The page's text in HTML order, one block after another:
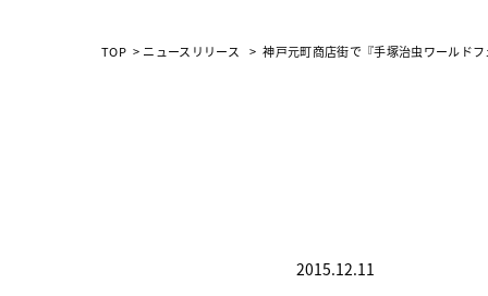
TOP > ニュースリリース > 神戸元町商店街で『手塚治虫ワールド
2015.12.11